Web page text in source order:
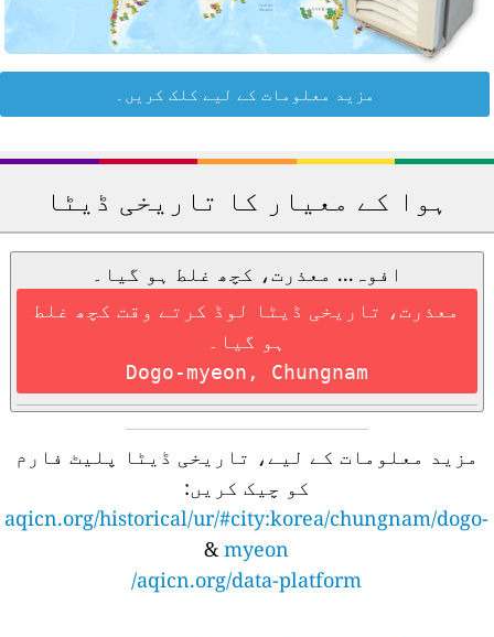
مزید معلومات کے لیے کلک کریں۔
ہوا کے معیار کا تاریخی ڈیٹا
افوہ... معذرت، کچھ غلط ہو گیا۔
معذرت، تاریخی ڈیٹا لوڈ کرتے وقت کچھ غلط
ہو گیا۔
Dogo-myeon, Chungnam
مزید معلومات کے لیے، تاریخی ڈیٹا پلیٹ فارم
کو چیک کریں:
aqicn.org/historical/ur/#city:korea/chungnam/dogo-
myeon
&
aqicn.org/data-platform/